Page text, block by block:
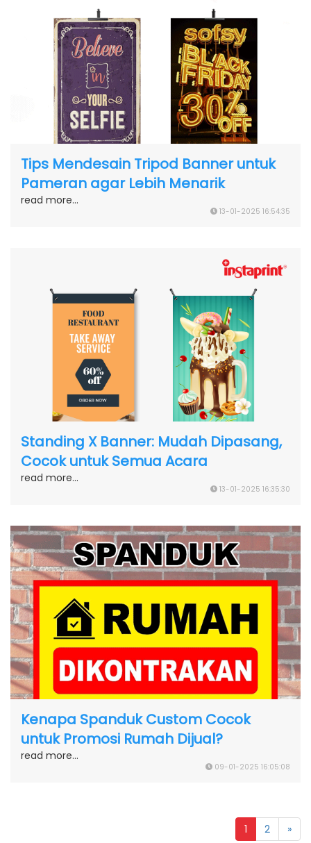
Tips Mendesain Tripod Banner untuk
Pameran agar Lebih Menarik
read more...
13-01-2025 16:54:35
Standing X Banner: Mudah Dipasang,
Cocok untuk Semua Acara
read more...
13-01-2025 16:35:30
Kenapa Spanduk Custom Cocok
untuk Promosi Rumah Dijual?
read more...
09-01-2025 16:05:08
1 2 »